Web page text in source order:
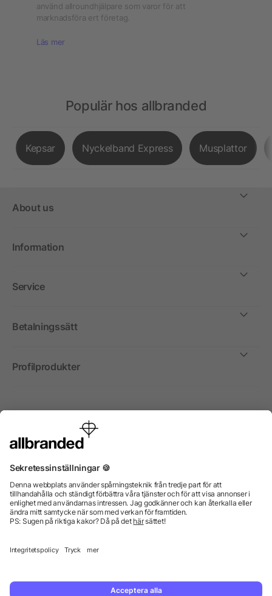
använd allroundhjälpare som varor för att
marknadsföra ert företag.
Läs mer
Populär hos allbranded
Kepsar Nyckelband Express Musplattor
About us
Information
Service
Betalningssätt
Profilprodukter
Internationellt
enbart till företag, institutioner, föreningar och
© 2026 allbranded GmbH.